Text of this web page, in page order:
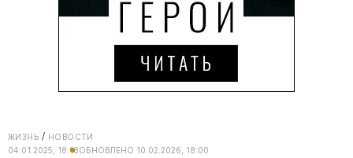
ЖИЗНЬ
НОВОСТИ
04.01.2025, 18:18ОБНОВЛЕНО 10.02.2026, 18:00